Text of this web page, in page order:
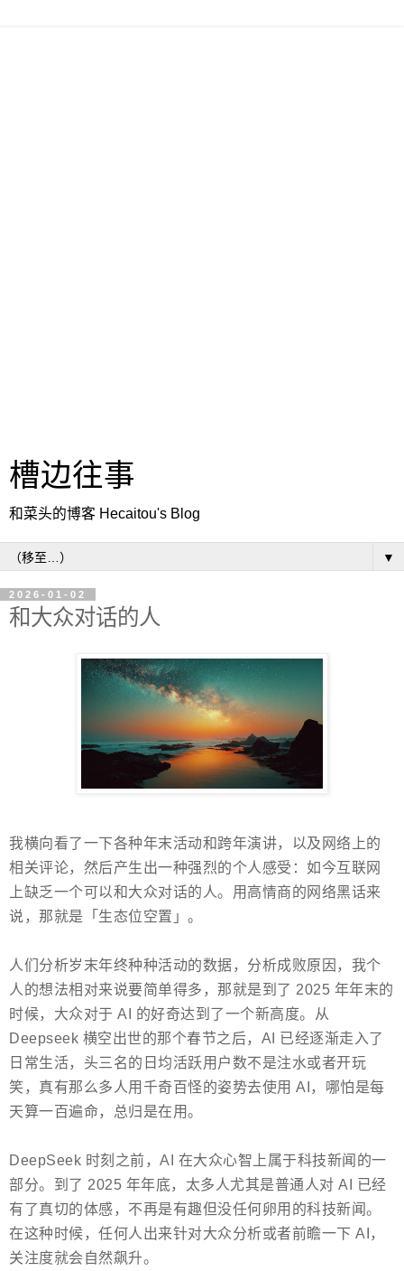
槽边往事
和菜头的博客 Hecaitou's Blog
▼
2026-01-02
和大众对话的人
我横向看了一下各种年末活动和跨年演讲，以及网络上的
相关评论，然后产生出一种强烈的个人感受：如今互联网
上缺乏一个可以和大众对话的人。用高情商的网络黑话来
说，那就是「生态位空置」。
人们分析岁末年终种种活动的数据，分析成败原因，我个
人的想法相对来说要简单得多，那就是到了 2025 年年末的
时候，大众对于 AI 的好奇达到了一个新高度。从
Deepseek 横空出世的那个春节之后，AI 已经逐渐走入了
日常生活，头三名的日均活跃用户数不是注水或者开玩
笑，真有那么多人用千奇百怪的姿势去使用 AI，哪怕是每
天算一百遍命，总归是在用。
DeepSeek 时刻之前，AI 在大众心智上属于科技新闻的一
部分。到了 2025 年年底，太多人尤其是普通人对 AI 已经
有了真切的体感，不再是有趣但没任何卵用的科技新闻。
在这种时候，任何人出来针对大众分析或者前瞻一下 AI，
关注度就会自然飙升。